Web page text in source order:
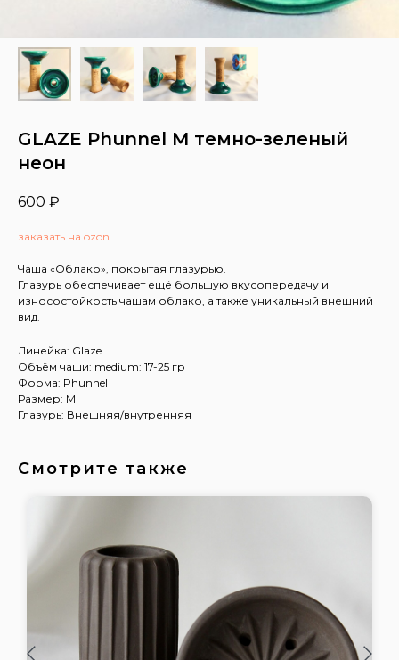
GLAZE Phunnel M темно-зеленый
неон
600 ₽
заказать на ozon
Чаша «Облако», покрытая глазурью.
Глазурь обеспечивает ещё большую вкусопередачу и
износостойкость чашам облако, а также уникальный внешний
вид.
Линейка: Glaze
Объём чаши: medium: 17-25 гр
Форма: Phunnel
Размер: M
Глазурь: Внешняя/внутренняя
Смотрите также